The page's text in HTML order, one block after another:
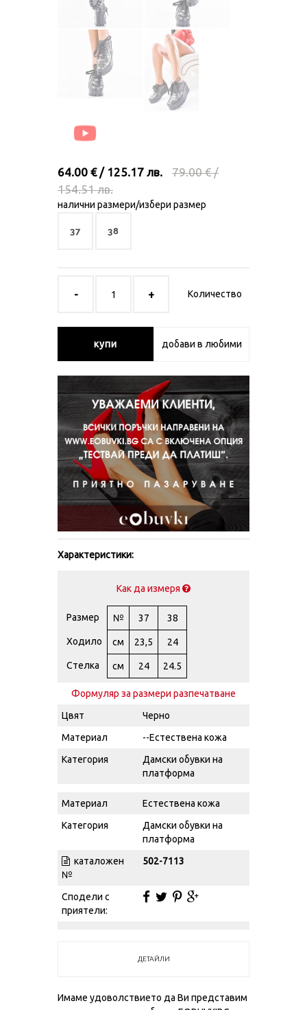
64.00 € / 125.17 лв.
79.00 € /
154.51 лв.
налични размери/избери размер
37 38
Количество
купи добави в любими
Характеристики:
Как да измеря
Размер № 37 38
Ходило см 23,5 24
Стелка см 24 24.5
Формуляр за размери разпечатване
Цвят
Черно
Материал
--Естествена кожа
Категория
Дамски обувки на
платформа
Материал
Естествена кожа
Категория
Дамски обувки на
платформа
каталожен
№
502-7113
Сподели с
приятели:
ДЕТАЙЛИ
Имаме удоволствието да Ви представим